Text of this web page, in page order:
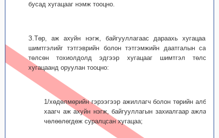
бусад хугацааг нэмж тооцно.
З.Төр, аж ахуйн нэгж, байгууллагаас дараахь хугацааны
шимтгэлийг тэтгэврийн болон тэтгэмжийн даатгалын санд
төлсөн тохиолдолд эдгээр хугацааг шимтгэл төлсөн
хугацаанд оруулан тооцно:
1/хөдөлмөрийн гэрээгээр ажиллагч болон төрийн албан
хаагч аж ахуйн нэгж, байгууллагын захиалгаар ажлаас
чөлөөлөгдөж суралцсан хугацаа;